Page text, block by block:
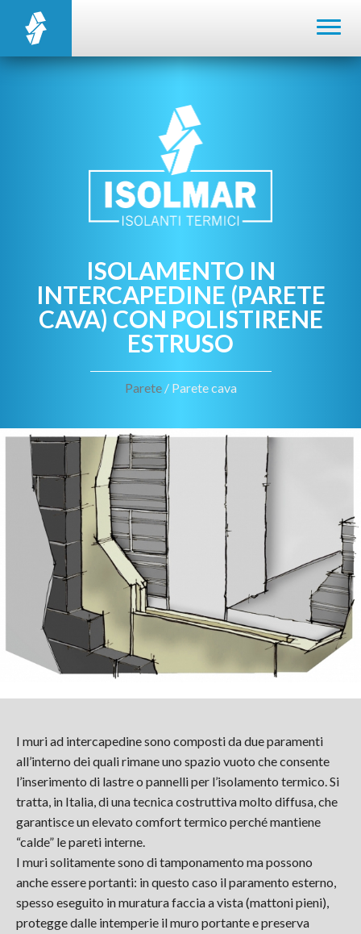
ISOLAMENTO IN
INTERCAPEDINE (PARETE
CAVA) CON POLISTIRENE
ESTRUSO
Parete/ Parete cava
I muri ad intercapedine sono composti da due paramenti
all’interno dei quali rimane uno spazio vuoto che consente
l’inserimento di lastre o pannelli per l’isolamento termico. Si
tratta, in Italia, di una tecnica costruttiva molto diffusa, che
garantisce un elevato comfort termico perché mantiene
“calde” le pareti interne.
I muri solitamente sono di tamponamento ma possono
anche essere portanti: in questo caso il paramento esterno,
spesso eseguito in muratura faccia a vista (mattoni pieni),
protegge dalle intemperie il muro portante e preserva